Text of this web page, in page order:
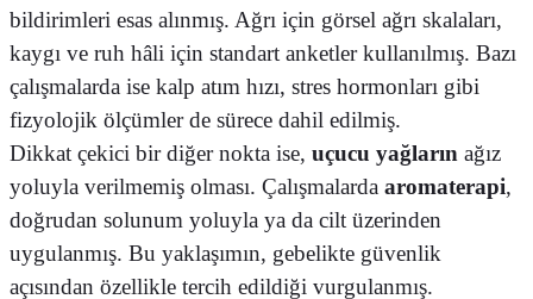
bildirimleri esas alınmış. Ağrı için görsel ağrı skalaları,
kaygı ve ruh hâli için standart anketler kullanılmış. Bazı
çalışmalarda ise kalp atım hızı, stres hormonları gibi
fizyolojik ölçümler de sürece dahil edilmiş.
Dikkat çekici bir diğer nokta ise, uçucu yağların ağız
yoluyla verilmemiş olması. Çalışmalarda aromaterapi,
doğrudan solunum yoluyla ya da cilt üzerinden
uygulanmış. Bu yaklaşımın, gebelikte güvenlik
açısından özellikle tercih edildiği vurgulanmış.